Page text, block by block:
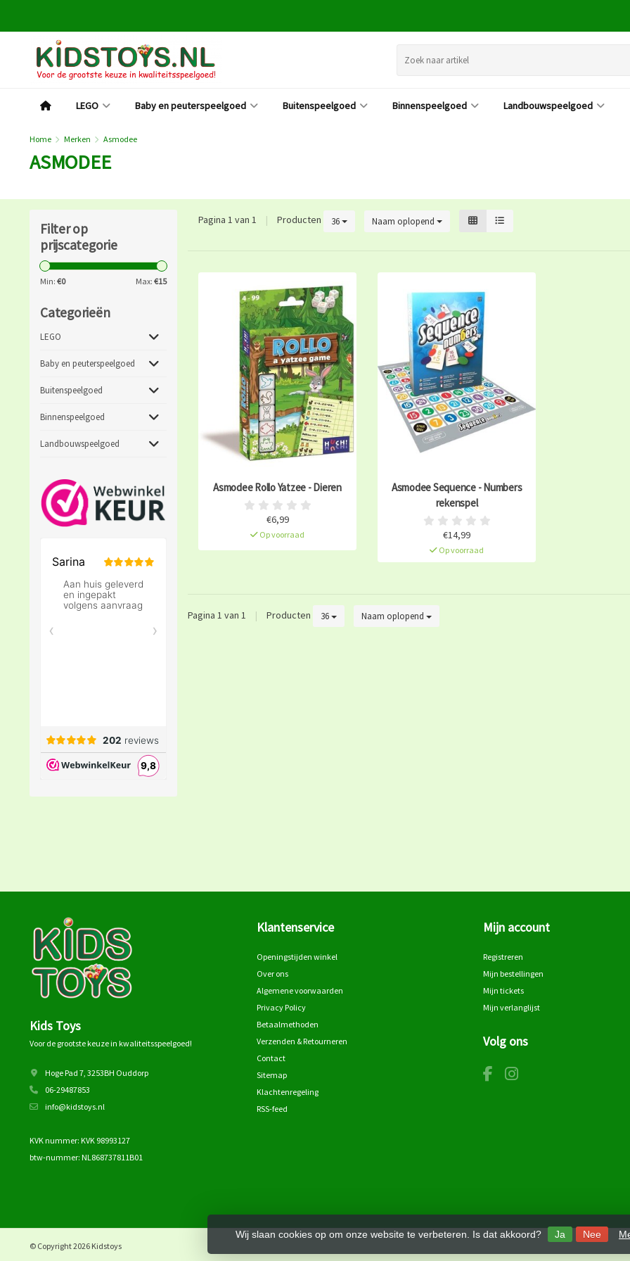
Wij slaan cookies op om onze website te verbeteren. Is dat akkoord? Ja Nee
LEGO Baby en peuterspeelgoed Buitenspeelgoed Binnenspeelgoed Landbouwspeelgoed
Home Merken Asmodee
ASMODEE
Filter op
prijscategorie
Min: €0 Max: €15
Categorieën
LEGO
Baby en peuterspeelgoed
Buitenspeelgoed
Binnenspeelgoed
Landbouwspeelgoed
Pagina 1 van 1 | Producten 36 Naam oplopend
Asmodee Rollo Yatzee - Dieren
€6,99
Op voorraad
Asmodee Sequence - Numbers
rekenspel
€14,99
Op voorraad
Pagina 1 van 1 | Producten 36 Naam oplopend
Kids Toys
Voor de grootste keuze in kwaliteitsspeelgoed!
Hoge Pad 7, 3253BH Ouddorp
06-29487853
info@kidstoys.nl
KVK nummer: KVK 98993127
btw-nummer: NL868737811B01
Klantenservice
Openingstijden winkel
Over ons
Algemene voorwaarden
Privacy Policy
Betaalmethoden
Verzenden & Retourneren
Contact
Sitemap
Klachtenregeling
RSS-feed
Mijn account
Registreren
Mijn bestellingen
Mijn tickets
Mijn verlanglijst
Volg ons
© Copyright 2026 Kidstoys